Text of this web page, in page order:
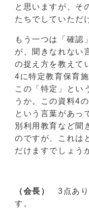
と思いますが、そ
たちでしていただ
もう一つは「確認
が、聞きなれない
の捉え方を教えて
4に特定教育保育
この「特定」とい
うか。この資料4
という言葉があっ
別利用教育など聞
のですが、これは
だけますでしょう
（会長）
3点あり
す。